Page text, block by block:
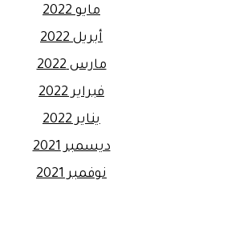
مايو 2022
أبريل 2022
مارس 2022
فبراير 2022
يناير 2022
ديسمبر 2021
نوفمبر 2021